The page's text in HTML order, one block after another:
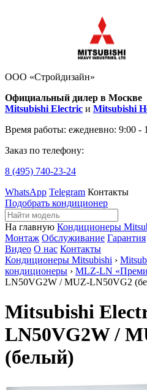
ООО «Стройдизайн»
Официальный дилер в Москве
Mitsubishi Electric и Mitsubishi
Время работы: ежедневно: 9:00 -
Заказ по телефону:
8 (495) 740-23-24
WhatsApp Telegram Контакты
Подобрать кондиционер
На главную Кондиционеры
Монтаж Обслуживание Гарантия
Видео О нас Контакты
Кондиционеры Mitsubishi ›
кондиционеры › MLZ-LN
LN50VG2W / MUZ-LN50VG2
Mitsubishi
LN50VG2W /
(белый)